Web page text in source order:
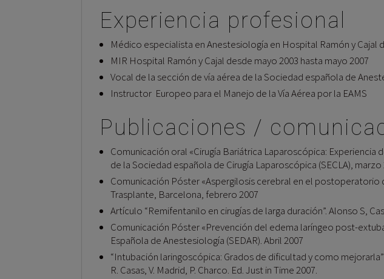
Experiencia profesional
Médico especialista en Anestesiología en Hospital Ramón y Cajal
MIR Hospital Ramón y Cajal desde mayo 2003 hasta mayo 2007
Vocal de la sección de vía aérea de la Sociedad española de
Instructor Europeo para el Manejo de la Vía Aérea por la EAMS
Publicaciones /
Comunicación oral «Cirugía Bariátrica Laparoscópica:
de la Sociedad española de Cirugía Laparoscópica (SECLA), marzo
Comunicación Póster «Aspergilosis cerebral en el postoperatorio
Trasplante, Barcelona, febrero 2007
Artículo “Remifentanilo en cirugías de larga duración”. Alonso S,
Comunicación Póster «Prevención del edema laríngeo post-
Española de Anestesiología (SEDAR). Abril 2007
“Intubación laringoscópica: Grados de dificultad y como
R. Casas, V. Madrid, P. Charco. Ed. Just in Time 2007.